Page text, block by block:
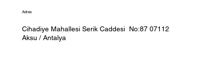
Adres
Cihadiye Mahallesi Serik Caddesi No:87 07112
Aksu / Antalya